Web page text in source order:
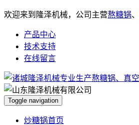
欢迎来到隆泽机械，公司主营熬糖锅、
产品中心
技术支持
在线留言
Toggle navigation
炒糖锅首页